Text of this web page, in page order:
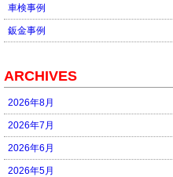
車検事例
鈑金事例
ARCHIVES
2026年8月
2026年7月
2026年6月
2026年5月